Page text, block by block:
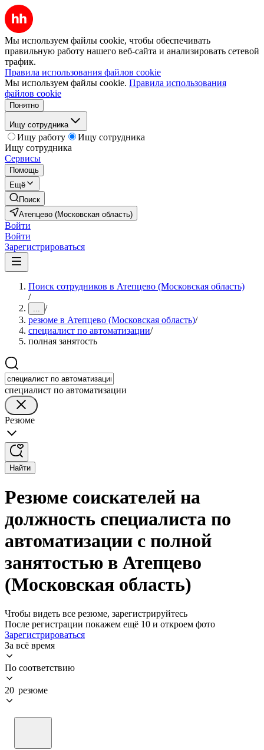
Мы используем файлы cookie, чтобы обеспечивать
правильную работу нашего веб-сайта и анализировать сетевой
трафик.
Правила использования файлов cookie
Мы используем файлы cookie. Правила использования
файлов cookie
Понятно
Ищу сотрудника
Ищу работу
Ищу сотрудника
Ищу сотрудника
Сервисы
Помощь
Ещё
Поиск
Атепцево (Московская область)
Войти
Войти
Зарегистрироваться
Поиск сотрудников в Атепцево (Московская область)
/
... /
резюме в Атепцево (Московская область)/
специалист по автоматизации/
полная занятость
специалист по автоматизации
Резюме
Найти
Резюме соискателей на
должность специалиста по
автоматизации с полной
занятостью в Атепцево
(Московская область)
Чтобы видеть все резюме, зарегистрируйтесь
После регистрации покажем ещё 10 и откроем фото
Зарегистрироваться
За всё время
По соответствию
20 резюме